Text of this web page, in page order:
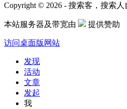
Copyright © 2026 - 搜索客，搜索
本站服务器及带宽由 提供赞助
访问桌面版网站
发现
活动
文章
发起
我